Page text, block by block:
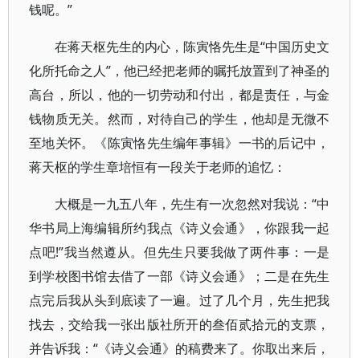
钱呢。”
在蒋天枢先生的内心，陈寅恪先生是“中国历史文
化所托命之人”，他已经把老师的嘱托放置到了神圣的
高台，所以，他的一切劳动和付出，都是责任，与金
钱物质无关。然而，对待自己的学生，他却是无微不
至地关怀。《陈寅恪先生编年事辑》一书的后记中，
蒋天枢的学生章培恒有一段关于老师的追忆：
大概是一九五八年，先生有一次忽然对我说：“中
华书局上海编辑所约我点《诗义会通》，你跟我一起
点吧!”我当然遵从。但先生只要我做了两件事：一是
到学校图书馆去借了一部《诗义会通》；二是在先生
点完后我从头到底读了一遍。过了几个月，先生把我
找去，交给我一张出版社所开的叁佰贰拾元的支票，
并告诉我：“《诗义会通》的稿费来了。你取出来后，